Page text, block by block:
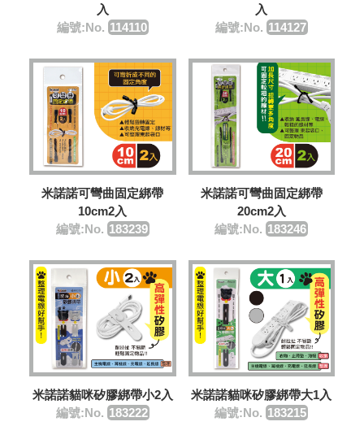
入
編號:No. 114110
入
編號:No. 114127
米諾諾可彎曲固定綁帶
10cm2入
編號:No. 183239
米諾諾可彎曲固定綁帶
20cm2入
編號:No. 183246
米諾諾貓咪矽膠綁帶小2入
編號:No. 183222
米諾諾貓咪矽膠綁帶大1入
編號:No. 183215